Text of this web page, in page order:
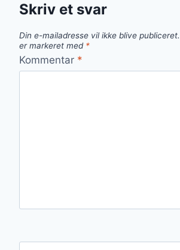
Skriv et svar
Din e-mailadresse vil ikke blive publiceret.
er markeret med *
Kommentar *